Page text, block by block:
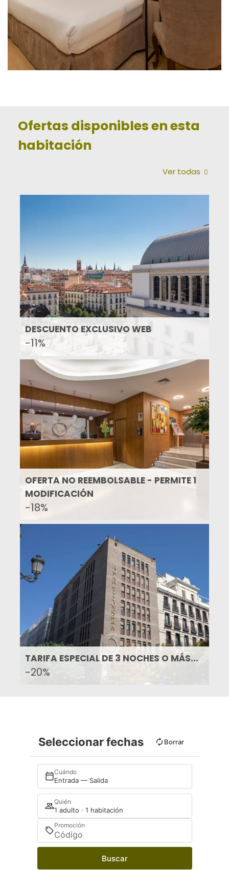
Ofertas disponibles en esta
habitación
Ver todas
DESCUENTO EXCLUSIVO WEB
-11%
OFERTA NO REEMBOLSABLE - PERMITE 1
MODIFICACIÓN
-18%
TARIFA ESPECIAL DE 3 NOCHES O MÁS...
-20%
Seleccionar fechas Borrar
Cuándo
Entrada — Salida
Quién
1 adulto · 1 habitación
Promoción
Buscar